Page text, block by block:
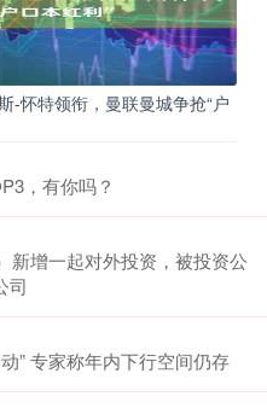
-怀特领衔，曼联曼城争抢“户
，有你吗？
新增一起对外投资，被投资公
司
” 专家称年内下行空间仍存